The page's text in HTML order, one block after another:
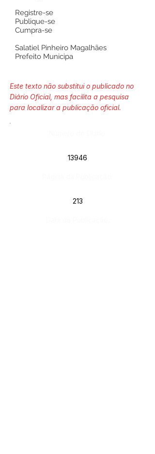
Registre-se
Publique-se
Cumpra-se
Salatiel Pinheiro Magalhães
Prefeito Municipa
Este texto não substitui o publicado no
Diário Oficial, mas facilita a pesquisa
para localizar a publicação oficial.
13946
213